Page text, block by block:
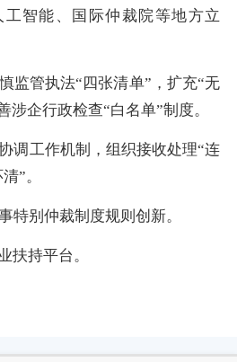
智能、国际仲裁院等地方立
监管执法“四张清单”，扩充“无
涉企行政检查“白名单”制度。
调工作机制，组织接收处理“连
”。
特别仲裁制度规则创新。
扶持平台。